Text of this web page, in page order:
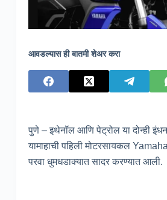
आवडल्यास ही बातमी शेअर करा
पुणे – इथेनॉल आणि पेट्रोल या दोन्ही
यामाहाची पहिली मोटरसायकल
परवा धुमधडाक्यात सादर करण्यात आली.